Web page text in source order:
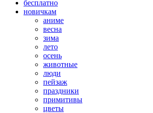
бесплатно
новичкам
аниме
весна
зима
лето
осень
животные
люди
пейзаж
праздники
примитивы
цветы